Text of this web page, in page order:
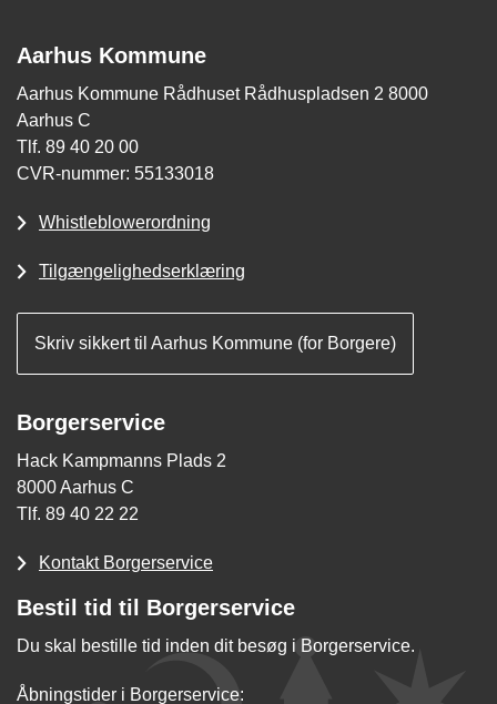
Aarhus Kommune
Aarhus Kommune Rådhuset Rådhuspladsen 2 8000
Aarhus C
Tlf. 89 40 20 00
CVR-nummer: 55133018
Whistleblowerordning
Tilgængelighedserklæring
Skriv sikkert til Aarhus Kommune (for Borgere)
Borgerservice
Hack Kampmanns Plads 2
8000 Aarhus C
Tlf. 89 40 22 22
Kontakt Borgerservice
Bestil tid til Borgerservice
Du skal bestille tid inden dit besøg i Borgerservice.
Åbningstider i Borgerservice: